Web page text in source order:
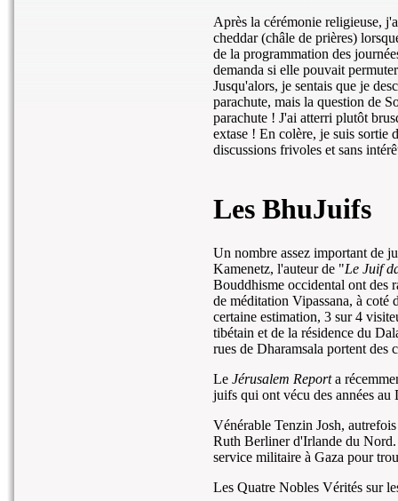
Après la cérémonie religieuse,
cheddar (châle de prières)
de la programmation des
demanda si elle pouvait
Jusqu'alors, je sentais que je
parachute, mais la question de
parachute ! J'ai atterri plutôt
extase ! En colère, je suis sortie
discussions frivoles et sans
Les BhuJuifs
Un nombre assez important de
Kamenetz, l'auteur de "Le Juif
Bouddhisme occidental ont des
de méditation Vipassana, à coté
certaine estimation, 3 sur 4
tibétain et de la résidence du
rues de Dharamsala portent des
Le Jérusalem Reporta
juifs qui ont vécu des années au
Vénérable Tenzin Josh,
Ruth Berliner d'Irlande du
service militaire à Gaza pour
Les Quatre Nobles Vérités sur